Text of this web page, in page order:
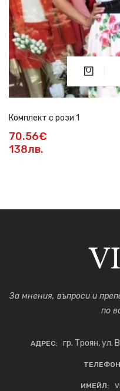
Комплект с рози 1
70.56€
138лв.
За мнения, въпроси и
по
АДРЕС: гр. Троян, ул.
ИМЕЙЛ: